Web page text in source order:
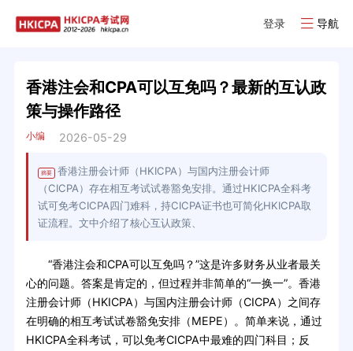
登录 导航
香港注会和CPA可以互免吗？最新的互认政
策与操作路径
小编 2026-05-29
摘要
香港注册会计师（HKICPA）与国内注册会计师
（CICPA）存在相互考试试卷豁免安排。通过HKICPA全科考
试可免考CICPA四门难科，持CICPA证书也可简化HKICPA取
证流程。文中介绍了核心互认政策、
“香港注会和CPA可以互免吗？”这是许多财务从业者最关
心的问题。答案是肯定的，但过程并非简单的“一换一”。香港
注册会计师（HKICPA）与国内注册会计师（CICPA）之间存
在明确的相互考试试卷豁免安排（MEPE）。简单来说，通过
HKICPA全科考试，可以免考CICPA中最难的四门科目；反